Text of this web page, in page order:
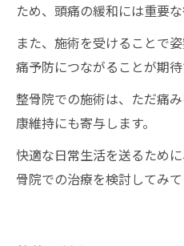
ため、頭痛の緩和には重要な
また、施術を受けることで
痛予防につながることが期待
整骨院での施術は、ただ痛
康維持にも寄与します。
快適な日常生活を送るため
骨院での治療を検討してみて